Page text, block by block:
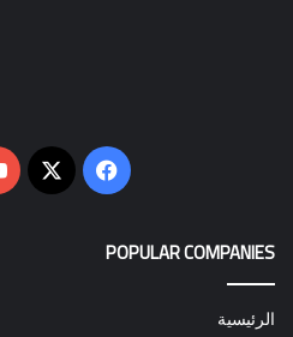
فيسبوك
‫X
POPULAR COMPANIES
الرئيسية